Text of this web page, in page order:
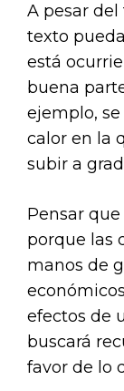
A pesar
texto
está
buena
ejemplo,
calor en la
subir a
Pensar
porque las
manos de
efectos de
buscará
favor de lo